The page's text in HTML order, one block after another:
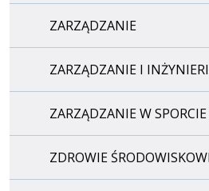
ZARZĄDZANIE
ZARZĄDZANIE I
ZARZĄDZANIE W SPORCIE
ZDROWIE